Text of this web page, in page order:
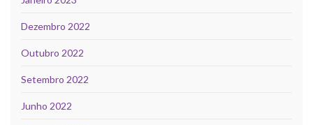
Dezembro 2022
Outubro 2022
Setembro 2022
Junho 2022